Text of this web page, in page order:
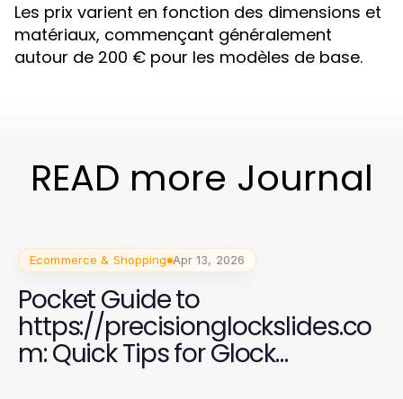
Les prix varient en fonction des dimensions et
matériaux, commençant généralement
autour de 200 € pour les modèles de base.
READ more Journal
Ecommerce & Shopping Apr 13, 2026
Pocket Guide to
https://precisionglockslides.co
m: Quick Tips for Glock
Enthusiasts in 2026